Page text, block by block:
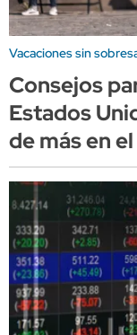
Vacaciones sin
Consejos
Estados
de más en